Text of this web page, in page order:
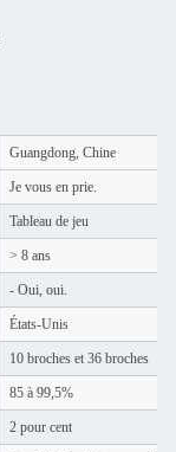
Guangdong, Chine
Je vous en prie.
Tableau de jeu
> 8 ans
- Oui, oui.
États-Unis
10 broches et 36 broches
85 à 99,5%
2 pour cent